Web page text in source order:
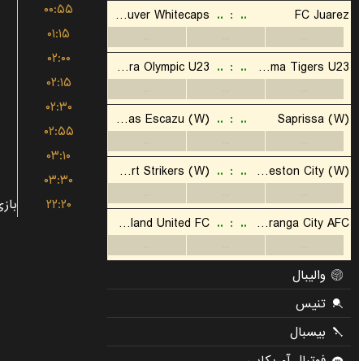
۰۰:۵۵
۰۱:۱۵
۰۲:۰۰
۰۲:۱۵
۰۲:۳۰
۰۲:۵۵
۰۳:۱۰
۰۳:۳۰
۲۲:۲۰